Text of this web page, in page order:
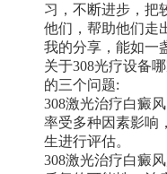
习，不断进步，把
他们，帮助他们走
我的分享，能如一
关于308光疗设备
的三个问题:
308激光治疗白癜
率受多种因素影响
生进行评估。
308激光治疗白癜